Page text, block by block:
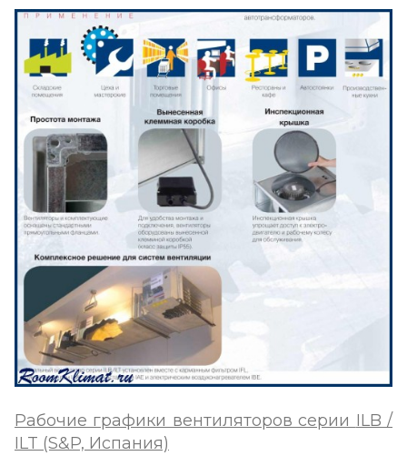
Рабочие графики вентиляторов серии ILB /
ILT (S&P, Испания)